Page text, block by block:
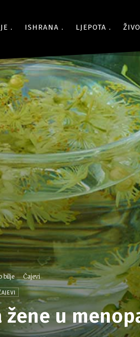
ISHRANA LJEPOTA
bilje Čajevi
u